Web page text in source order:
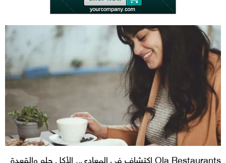
Ola Restaurants اكتشاف في المعادى.. الأكل حلو والقعدة